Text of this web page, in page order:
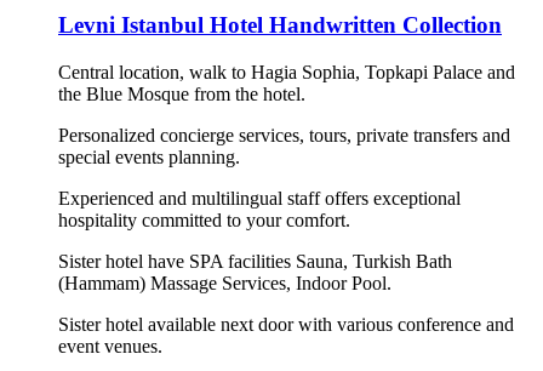
Levni Istanbul Hotel Handwritten Collection
Central location, walk to Hagia Sophia, Topkapi Palace and
the Blue Mosque from the hotel.
Personalized concierge services, tours, private transfers and
special events planning.
Experienced and multilingual staff offers exceptional
hospitality committed to your comfort.
Sister hotel have SPA facilities Sauna, Turkish Bath
(Hammam) Massage Services, Indoor Pool.
Sister hotel available next door with various conference and
event venues.